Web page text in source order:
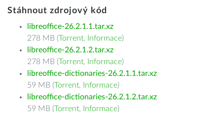
Stáhnout zdrojový kód
libreoffice-26.2.1.1.tar.xz
278 MB (Torrent, Informace)
libreoffice-26.2.1.2.tar.xz
278 MB (Torrent, Informace)
libreoffice-dictionaries-26.2.1.1.tar.xz
59 MB (Torrent, Informace)
libreoffice-dictionaries-26.2.1.2.tar.xz
59 MB (Torrent, Informace)